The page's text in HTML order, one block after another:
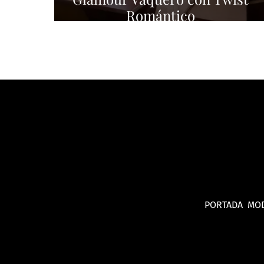
Romántico
PORTADA